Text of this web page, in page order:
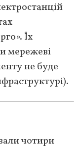
Їх
мережеві
не буде
чотири